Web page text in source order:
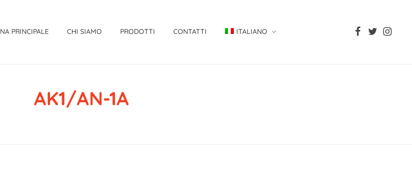
PRINCIPALE CHI SIAMO PRODOTTI CONTATTI ITALIANO
AK1/AN-1A